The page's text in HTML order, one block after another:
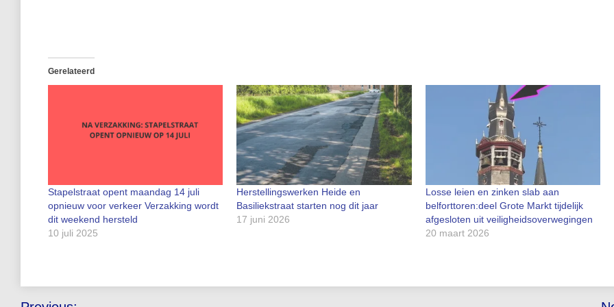
Gerelateerd
Stapelstraat opent maandag 14 juli
opnieuw voor verkeer Verzakking wordt
dit weekend hersteld
10 juli 2025
Herstellingswerken Heide en
Basiliekstraat starten nog dit jaar
17 juni 2026
Losse leien en zinken slab aan
belforttoren:deel Grote Markt tijdelijk
afgesloten uit veiligheidsoverwegingen
20 maart 2026
Bericht